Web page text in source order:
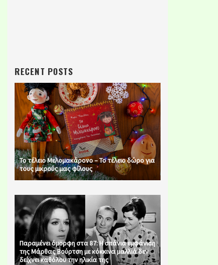
RECENT POSTS
Το τέλειο Μελομακάρονο – Το τέλειο δώρο για
τους μικρούς μας φίλους
Παραμένει όμορφη στα 87: Η σπάνια εμφάνιση
της Μάρθας Βούρτση με κόκκινα μαλλιά δεν
δείχνει καθόλου την ηλικία της